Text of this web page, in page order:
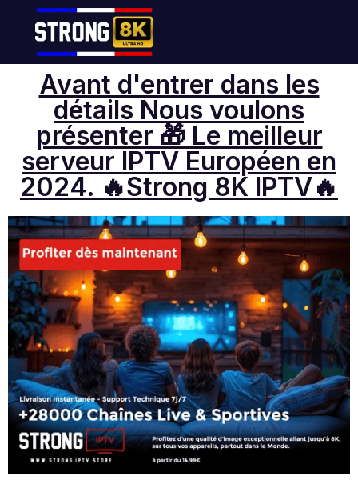
Avant d'entrer dans les
détails Nous voulons
présenter 🎁 Le meilleur
serveur IPTV Européen en
2024. 🔥Strong 8K IPTV🔥